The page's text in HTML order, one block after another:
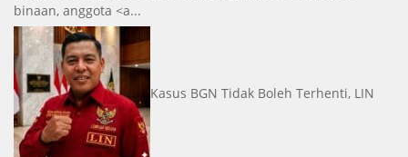
binaan, anggota <a...
Kasus BGN Tidak Boleh Terhenti, LIN